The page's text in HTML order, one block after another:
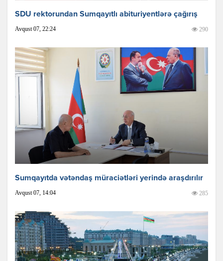
SDU rektorundan Sumqayıtlı abituriyentlərə çağırış
Avqust 07, 22:24 290
Sumqayıtda vətəndaş müraciətləri yerində araşdırılır
Avqust 07, 14:04 285